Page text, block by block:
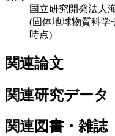
国立研究開発法人
(固体地球物質科学
時点)
関連論文
関連研究データ
関連図書・雑誌